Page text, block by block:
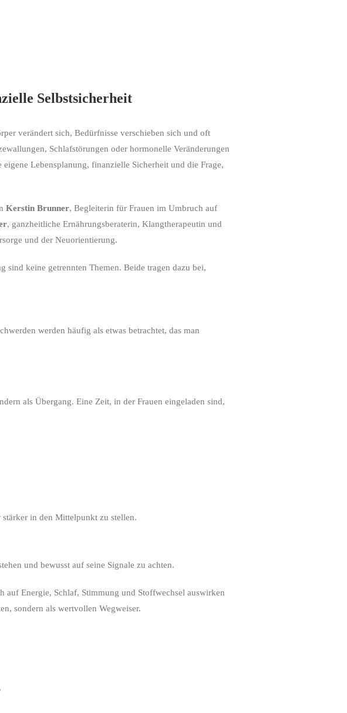
Selbstsicherheit
verändert sich, Bedürfnisse verschieben sich und oft
Schlafstörungen oder hormonelle Veränderungen
Lebensplanung, finanzielle Sicherheit und die Frage,
Kerstin Brunner, Begleiterin für Frauen im Umbruch auf
, ganzheitliche Ernährungsberaterin, Klangtherapeutin und
und der Neuorientierung.
sind keine getrennten Themen. Beide tragen dazu bei,
werden häufig als etwas betrachtet, das man
als Übergang. Eine Zeit, in der Frauen eingeladen sind,
stärker in den Mittelpunkt zu stellen.
und bewusst auf seine Signale zu achten.
auf Energie, Schlaf, Stimmung und Stoffwechsel auswirken
sondern als wertvollen Wegweiser.